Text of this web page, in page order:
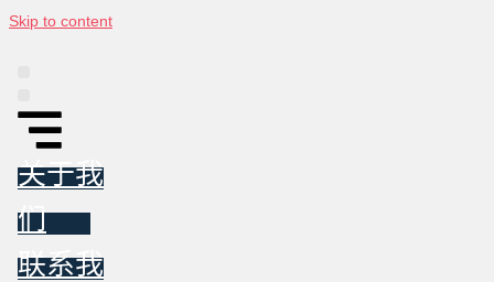
Skip to content
关于我
们
联系我